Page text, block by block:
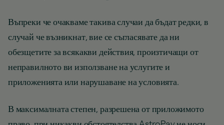
Въпреки че очакваме такива случаи да бъдат редки, в
случай че възникнат, вие се съгласявате да ни
обезщетите за всякакви действия, произтичащи от
неправилното ви използване на услугите и
приложенията или нарушаване на условията.
В максималната степен, разрешена от приложимото